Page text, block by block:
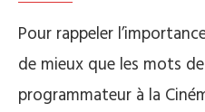
Pour rappeler
de mieux que les mots
programmateur à la